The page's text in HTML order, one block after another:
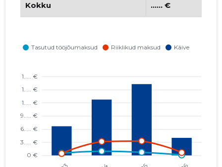
RATASKAEVU 16 OÜ ...... €
TALLINN, KENTMANNI TN 10 KORTERIÜHISTU ...... €
SAKSA ORAV OÜ ...... €
Kokku ...... €